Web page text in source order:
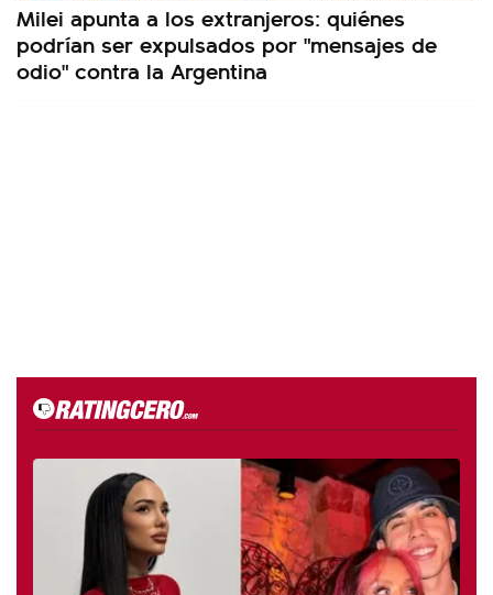
Milei apunta a los extranjeros: quiénes
podrían ser expulsados por "mensajes de
odio" contra la Argentina